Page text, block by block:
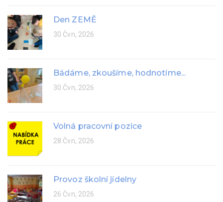
Den ZEMĚ
30 Čvn, 2026
Bádáme, zkoušíme, hodnotíme...
30 Čvn, 2026
Volná pracovní pozice
28 Čvn, 2026
Provoz školní jídelny
26 Čvn, 2026